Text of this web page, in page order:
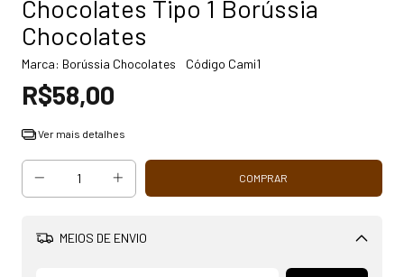
Chocolates Tipo 1 Borússia
Chocolates
Marca: Borússia Chocolates Código Cami1
R$58,00
Ver mais detalhes
MEIOS DE ENVIO
Alterar CEP